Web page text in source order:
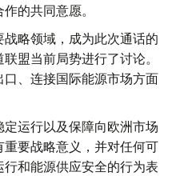
的共同意愿。
略领域，成为此次通话的
盟当前局势进行了讨论。
、连接国际能源市场方面
运行以及保障向欧洲市场
要战略意义，并对任何可
和能源供应安全的行为表